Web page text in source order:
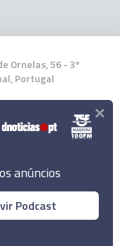
Ornelas, 56 - 3º
Portugal
Lda.
anúncios
Podcast
×